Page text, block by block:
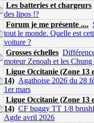
Les batteries et chargeurs
des lipos !?
Forum je me présente ....
tout le monde. Quelle est
voiture ?
Grosses échelles
moteur Zenoah et les Chung
Ligue Occitanie (Zone 13
14) Agathoise 2026 du 28
1er mars
Ligue Occitanie (Zone 13
14) CF buggy TT 1/8
Agde avril 2026